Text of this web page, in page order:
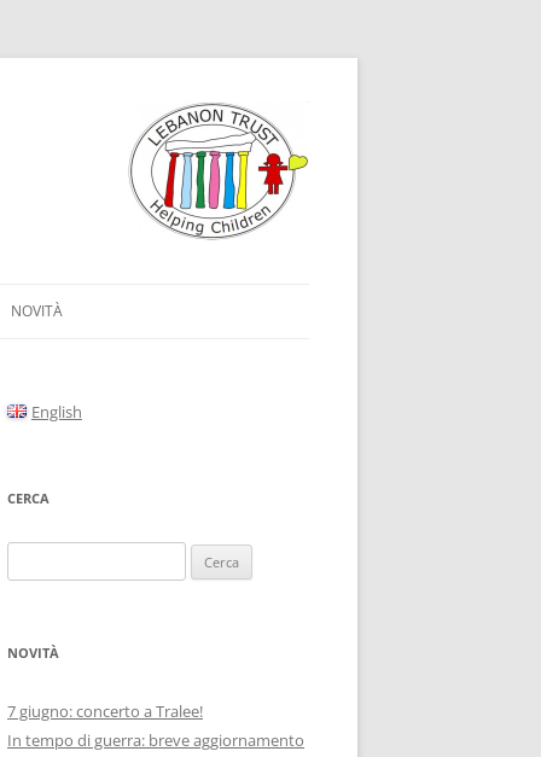
NOVITÀ
English
CERCA
per:
NOVITÀ
7 giugno: concerto a Tralee!
In tempo di guerra: breve aggiornamento